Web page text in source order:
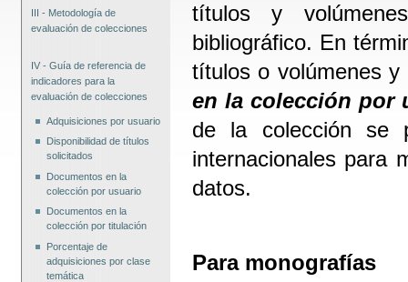
III - Metodología de
evaluación de colecciones
IV - Guía de referencia de
indicadores para la
evaluación de colecciones
Adquisiciones por usuario
Disponibilidad de títulos
solicitados
Documentos en la
colección por usuario
Documentos en la
colección por titulación
Porcentaje de
adquisiciones por clase
temática
títulos y
bibliográfico. En
títulos o volúmenes
en la colección por
de la colección se
internacionales para
datos.
Para monografías